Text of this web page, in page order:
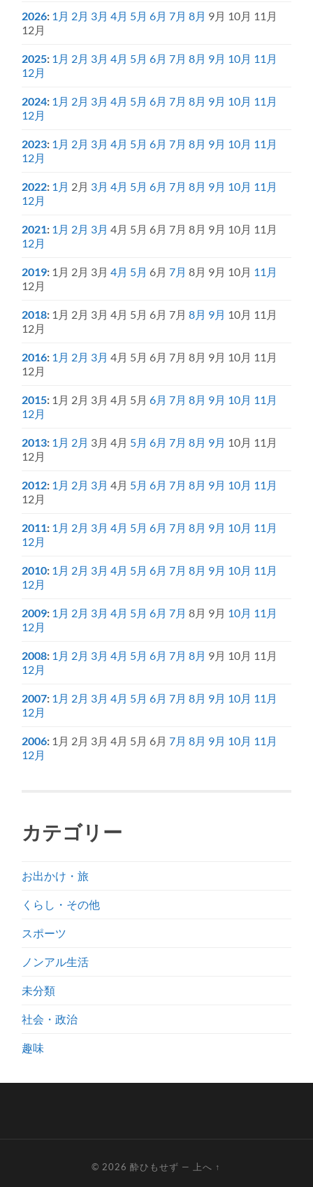
2026: 1月 2月 3月 4月 5月 6月 7月 8月 9月 10月 11月
12月
2025: 1月 2月 3月 4月 5月 6月 7月 8月 9月 10月 11月
12月
2024: 1月 2月 3月 4月 5月 6月 7月 8月 9月 10月 11月
12月
2023: 1月 2月 3月 4月 5月 6月 7月 8月 9月 10月 11月
12月
2022: 1月 2月 3月 4月 5月 6月 7月 8月 9月 10月 11月
12月
2021: 1月 2月 3月 4月 5月 6月 7月 8月 9月 10月 11月
12月
2019: 1月 2月 3月 4月 5月 6月 7月 8月 9月 10月 11月
12月
2018: 1月 2月 3月 4月 5月 6月 7月 8月 9月 10月 11月
12月
2016: 1月 2月 3月 4月 5月 6月 7月 8月 9月 10月 11月
12月
2015: 1月 2月 3月 4月 5月 6月 7月 8月 9月 10月 11月
12月
2013: 1月 2月 3月 4月 5月 6月 7月 8月 9月 10月 11月
12月
2012: 1月 2月 3月 4月 5月 6月 7月 8月 9月 10月 11月
12月
2011: 1月 2月 3月 4月 5月 6月 7月 8月 9月 10月 11月
12月
2010: 1月 2月 3月 4月 5月 6月 7月 8月 9月 10月 11月
12月
2009: 1月 2月 3月 4月 5月 6月 7月 8月 9月 10月 11月
12月
2008: 1月 2月 3月 4月 5月 6月 7月 8月 9月 10月 11月
12月
2007: 1月 2月 3月 4月 5月 6月 7月 8月 9月 10月 11月
12月
2006: 1月 2月 3月 4月 5月 6月 7月 8月 9月 10月 11月
12月
カテゴリー
お出かけ・旅
くらし・その他
スポーツ
ノンアル生活
未分類
社会・政治
趣味
© 2026酔ひもせず — 上へ ↑